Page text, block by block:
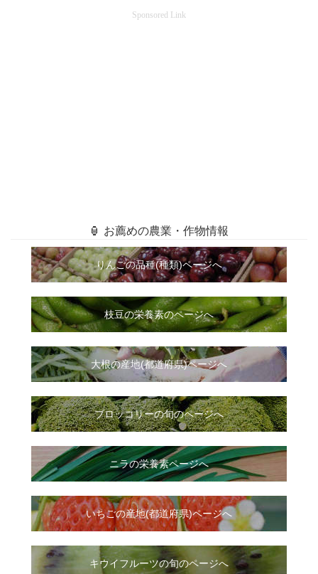
Sponsored Link
🏮 お薦めの農業・作物情報
りんごの品種(種類)ページへ
枝豆の栄養素のページへ
大根の産地(都道府県)ページへ
ブロッコリーの旬のページへ
ニラの栄養素ページへ
いちごの産地(都道府県)ページへ
キウイフルーツの旬のページへ